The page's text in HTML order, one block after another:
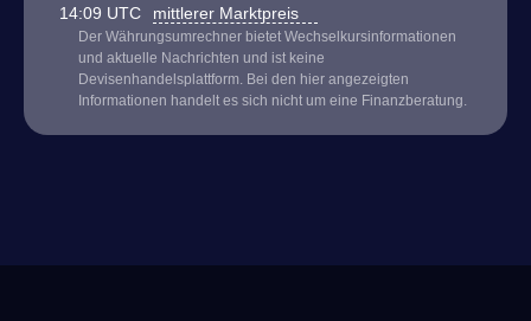
14:09 UTC mittlerer Marktpreis
Der Währungsumrechner bietet Wechselkursinformationen
und aktuelle Nachrichten und ist keine
Devisenhandelsplattform. Bei den hier angezeigten
Informationen handelt es sich nicht um eine Finanzberatung.